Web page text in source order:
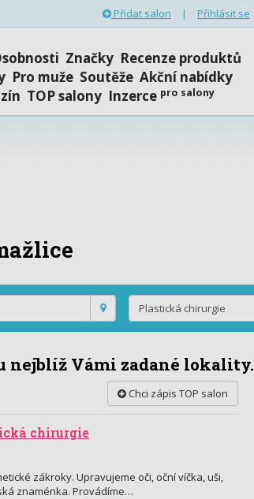
Přidat salon | Přihlásit se
Značky Recenze produktů
Pro muže Soutěže Akční nabídky
TOP salony Inzerce pro salony
nejblíž Vámi zadané lokality.
Chci zápis TOP salon
chirurgie
zákroky. Upravujeme oči, oční víčka, uši,
znaménka. Provádíme…